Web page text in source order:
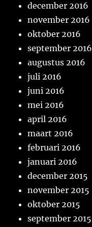
december 2016
november 2016
oktober 2016
september 2016
augustus 2016
juli 2016
juni 2016
mei 2016
april 2016
maart 2016
februari 2016
januari 2016
december 2015
november 2015
oktober 2015
september 2015